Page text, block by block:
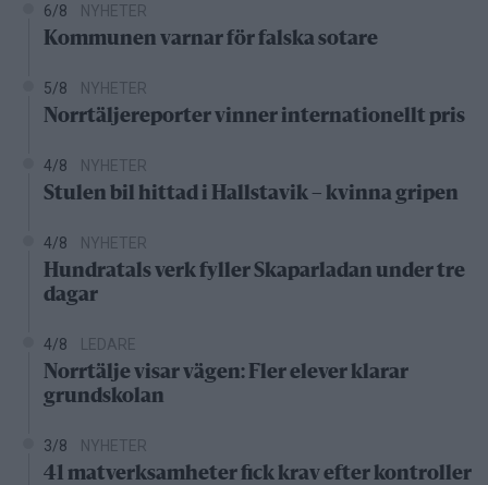
6/8 NYHETER
Kommunen varnar för falska sotare
5/8 NYHETER
Norrtäljereporter vinner internationellt pris
4/8 NYHETER
Stulen bil hittad i Hallstavik – kvinna gripen
4/8 NYHETER
Hundratals verk fyller Skaparladan under tre
dagar
4/8 LEDARE
Norrtälje visar vägen: Fler elever klarar
grundskolan
3/8 NYHETER
41 matverksamheter fick krav efter kontroller